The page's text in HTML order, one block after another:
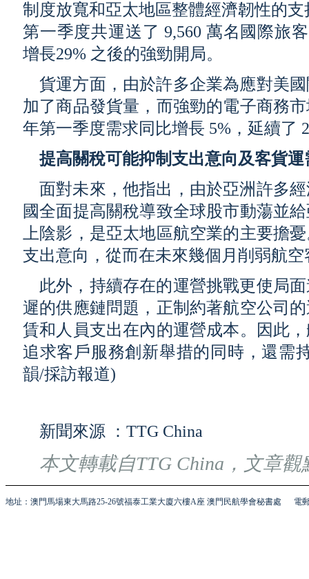
制度放寬和亞太地區整體經濟韌性的
第一季度共運送了 9,560 萬名國際旅
增長29% 之後的強勁開局。
貨運方面，由於許多企業為應對美
加了商品發貨量，而強勁的電子商務
年第一季度需求同比增長 5%，延續了
提高關稅可能抑制支出意向及客貨運
面對未來，他指出，由於亞洲許多
國全面提高關稅導致全球股市動蕩並
上陰影，是亞太地區航空業的主要擔
支出意向，從而在未來幾個月削弱航
此外，持續存在的運營挑戰更使局
遲的供應鏈問題，正制約著航空公司
賃和人員支出在內的運營成本。因此
追求客戶服務創新舉措的同時，還需
韻/採訪報道)
新聞來源 ：TTG China
本文轉載自TTG China，文章
地址：澳門馬場東大馬路25-26號福泰工業大廈六樓A座 澳門民航學會秘書處 電